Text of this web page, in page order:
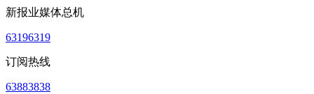
新报业媒体总机
63196319
订阅热线
63883838